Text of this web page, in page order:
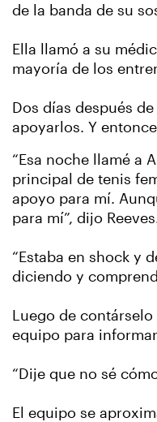
de la banda de su
Ella llamó a su
mayoría de los
Dos días después
apoyarlos. Y
“Esa noche llamé a
principal de tenis
apoyo para mí.
para mí”, dijo
“Estaba en shock y
diciendo y
Luego de
equipo para
“Dije que no sé
El equipo se